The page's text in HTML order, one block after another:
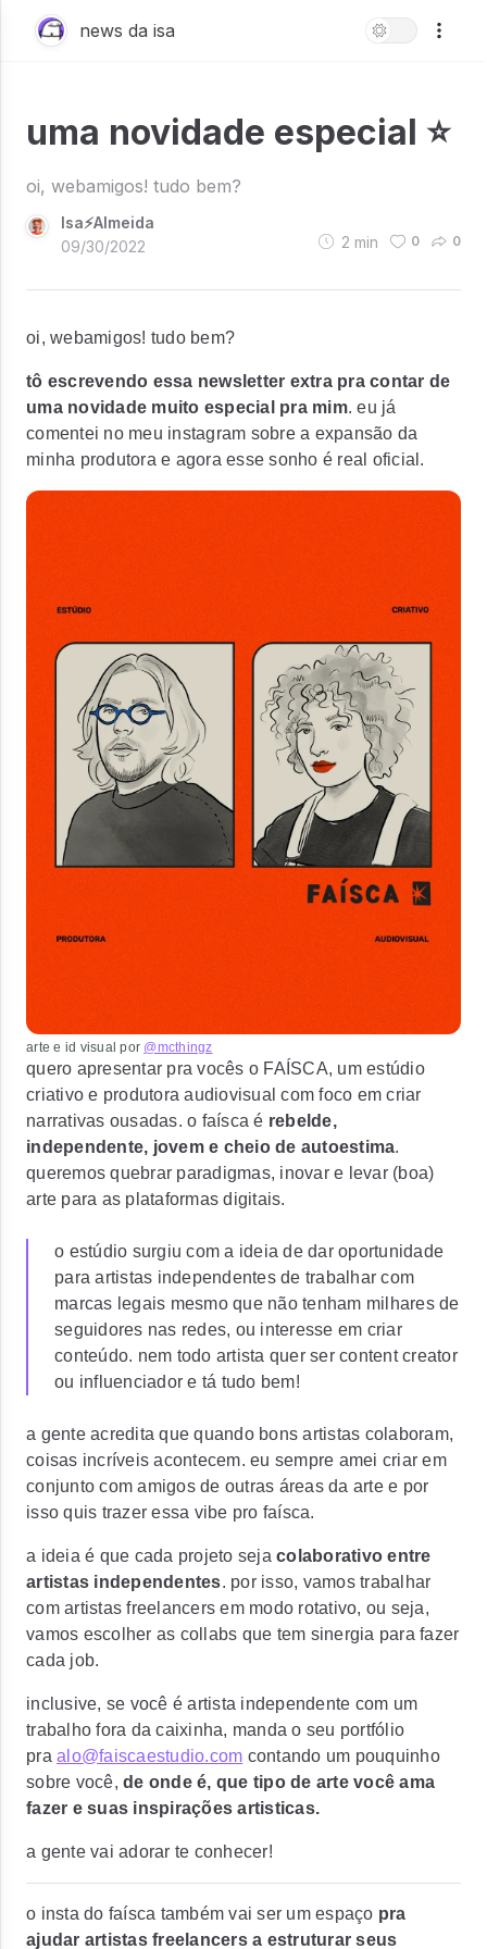
news da isa
uma novidade especial ⭐️
oi, webamigos! tudo bem?
Isa⚡Almeida
09/30/2022
2 min 0 0
oi, webamigos! tudo bem?
tô escrevendo essa newsletter extra pra contar de
uma novidade muito especial pra mim. eu já
comentei no meu instagram sobre a expansão da
minha produtora e agora esse sonho é real oficial.
arte e id visual por @mcthingz
quero apresentar pra vocês o FAÍSCA, um estúdio
criativo e produtora audiovisual com foco em criar
narrativas ousadas. o faísca é rebelde,
independente, jovem e cheio de autoestima.
queremos quebrar paradigmas, inovar e levar (boa)
arte para as plataformas digitais.
o estúdio surgiu com a ideia de dar oportunidade
para artistas independentes de trabalhar com
marcas legais mesmo que não tenham milhares de
seguidores nas redes, ou interesse em criar
conteúdo. nem todo artista quer ser content creator
ou influenciador e tá tudo bem!
a gente acredita que quando bons artistas colaboram,
coisas incríveis acontecem. eu sempre amei criar em
conjunto com amigos de outras áreas da arte e por
isso quis trazer essa vibe pro faísca.
a ideia é que cada projeto seja colaborativo entre
artistas independentes. por isso, vamos trabalhar
com artistas freelancers em modo rotativo, ou seja,
vamos escolher as collabs que tem sinergia para fazer
cada job.
inclusive, se você é artista independente com um
trabalho fora da caixinha, manda o seu portfólio
pra alo@faiscaestudio.com contando um pouquinho
sobre você, de onde é, que tipo de arte você ama
fazer e suas inspirações artisticas.
a gente vai adorar te conhecer!
o insta do faísca também vai ser um espaço pra
ajudar artistas freelancers a estruturar seus